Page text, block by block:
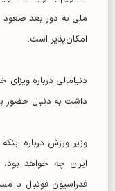
ملی به دور بعد صعود
امکان‌پذیر است.
دنیامالی درباره
داشت به دنبال حضور
وزیر ورزش درباره
ایران چه خواهد
فدراسیون فوتبال با